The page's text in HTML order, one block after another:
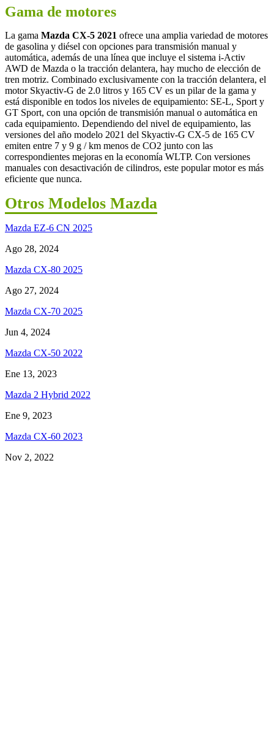
Gama de motores
La gama Mazda CX-5 2021 ofrece una amplia variedad de motores
de gasolina y diésel con opciones para transmisión manual y
automática, además de una línea que incluye el sistema i-Activ
AWD de Mazda o la tracción delantera, hay mucho de elección de
tren motriz. Combinado exclusivamente con la tracción delantera, el
motor Skyactiv-G de 2.0 litros y 165 CV es un pilar de la gama y
está disponible en todos los niveles de equipamiento: SE-L, Sport y
GT Sport, con una opción de transmisión manual o automática en
cada equipamiento. Dependiendo del nivel de equipamiento, las
versiones del año modelo 2021 del Skyactiv-G CX-5 de 165 CV
emiten entre 7 y 9 g / km menos de CO2 junto con las
correspondientes mejoras en la economía WLTP. Con versiones
manuales con desactivación de cilindros, este popular motor es más
eficiente que nunca.
Otros Modelos Mazda
Mazda EZ-6 CN 2025
Ago 28, 2024
Mazda CX-80 2025
Ago 27, 2024
Mazda CX-70 2025
Jun 4, 2024
Mazda CX-50 2022
Ene 13, 2023
Mazda 2 Hybrid 2022
Ene 9, 2023
Mazda CX-60 2023
Nov 2, 2022